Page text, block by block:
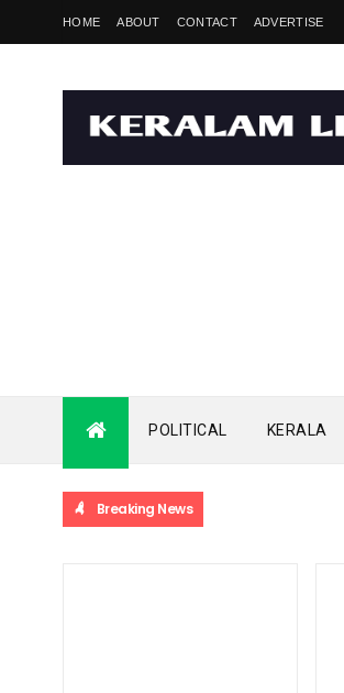
HOME ABOUT CONTACT ADVERTISE
POLITICAL KERALA
Breaking News